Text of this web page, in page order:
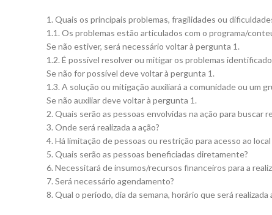
1. Quais os principais problemas, fragilidades ou
1.1. Os problemas estão articulados com o programa/
Se não estiver, será necessário voltar à pergunta 1.
1.2. É possível resolver ou mitigar os problemas
Se não for possível deve voltar à pergunta 1.
1.3. A solução ou mitigação auxiliará a comunidade ou um
Se não auxiliar deve voltar à pergunta 1.
2. Quais serão as pessoas envolvidas na ação para buscar
3. Onde será realizada a ação?
4. Há limitação de pessoas ou restrição para acesso ao
5. Quais serão as pessoas beneficiadas diretamente?
6. Necessitará de insumos/recursos financeiros para a
7. Será necessário agendamento?
8. Qual o período, dia da semana, horário que será realizada